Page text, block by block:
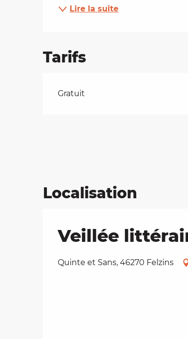
Lire la suite
Tarifs
Tarifs 2026
Gratuit
Localisation
Veillée
Quinte et Sans, 46270 Felzins